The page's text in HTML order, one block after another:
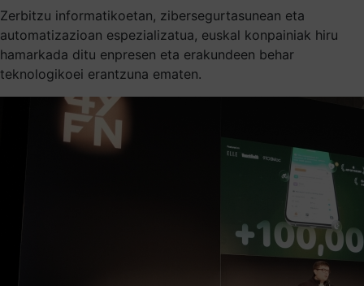
Zerbitzu informatikoetan, zibersegurtasunean eta
automatizazioan espezializatua, euskal konpainiak hiru
hamarkada ditu enpresen eta erakundeen behar
teknologikoei erantzuna ematen.